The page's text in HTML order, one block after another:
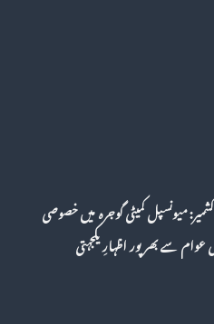
میونسپل کمیٹی گوجرہ میں خصوصی
سے بھرپور اظہارِ یکجہتی